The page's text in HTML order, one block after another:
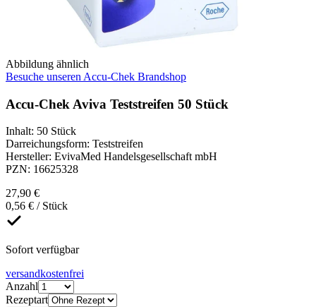
Abbildung ähnlich
Besuche unseren Accu-Chek Brandshop
Accu-Chek Aviva Teststreifen 50 Stück
Inhalt: 50 Stück
Darreichungsform: Teststreifen
Hersteller: EvivaMed Handelsgesellschaft mbH
PZN: 16625328
27,90 €
0,56 € / Stück
Sofort verfügbar
versandkostenfrei
Anzahl
Rezeptart